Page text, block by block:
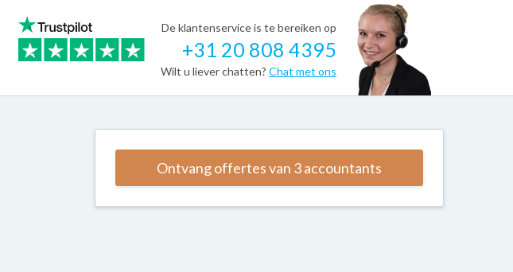
De klantenservice is te bereiken op
+31 20 808 4395
Wilt u liever chatten? Chat met ons
Ontvang offertes van 3 accountants